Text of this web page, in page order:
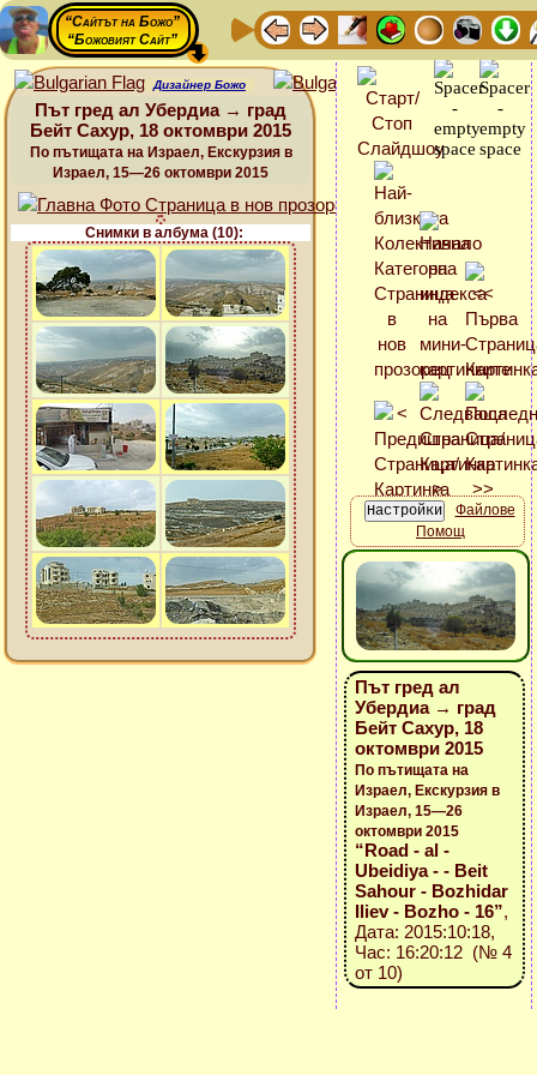
“Сайтът на Божо”
“Божовият Сайт”
Дизайнер Божо
Път гред ал Убердиа → град
Бейт Сахур, 18 октомври 2015
По пътищата на Израел, Екскурзия в
Израел, 15—26 октомври 2015
Снимки в албума (10):
Файлове
Помощ
Път гред ал
Убердиа → град
Бейт Сахур, 18
октомври 2015
По пътищата на
Израел, Екскурзия в
Израел, 15—26
октомври 2015
“Road - al -
Ubeidiya - - Beit
Sahour - Bozhidar
Iliev - Bozho - 16”,
Дата: 2015:10:18,
Час: 16:20:12 (№ 4
от 10)